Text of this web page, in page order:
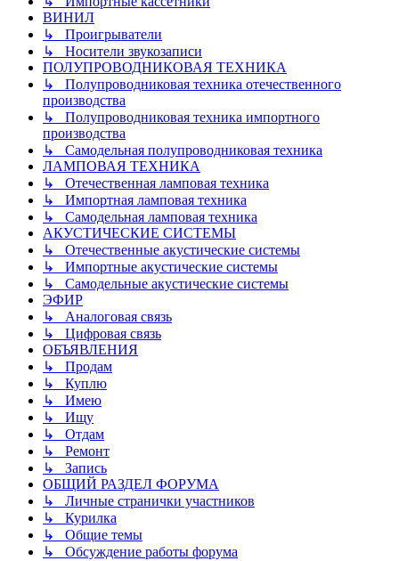
ВИНИЛ
↳ Проигрыватели
↳ Носители звукозаписи
ПОЛУПРОВОДНИКОВАЯ ТЕХНИКА
↳ Полупроводниковая техника отечественного
производства
↳ Полупроводниковая техника импортного
производства
↳ Самодельная полупроводниковая техника
ЛАМПОВАЯ ТЕХНИКА
↳ Отечественная ламповая техника
↳ Импортная ламповая техника
↳ Самодельная ламповая техника
АКУСТИЧЕСКИЕ СИСТЕМЫ
↳ Отечественные акустические системы
↳ Импортные акустические системы
↳ Самодельные акустические системы
ЭФИР
↳ Аналоговая связь
↳ Цифровая связь
ОБЪЯВЛЕНИЯ
↳ Продам
↳ Куплю
↳ Имею
↳ Ищу
↳ Отдам
↳ Ремонт
↳ Запись
ОБЩИЙ РАЗДЕЛ ФОРУМА
↳ Личные странички участников
↳ Курилка
↳ Общие темы
↳ Обсуждение работы форума